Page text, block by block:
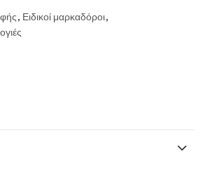
, Ειδικοί μαρκαδόροι,